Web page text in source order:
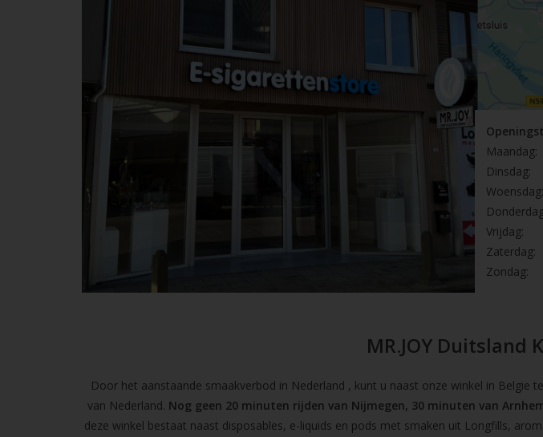
Maandag:
Dinsdag:
Woensdag:
Vrijdag:
Zaterdag:
Zondag:
MR.JOY Duitsland
Door het aanstaande smaakverbod in Nederland , kunt u naast onze winkel in Belgie
van Nederland. Nog geen 20 minuten rijden van Nijmegen, 30 minuten van
deze winkel bestaat naast disposables, e-liquids en pods met smaken uit Longfills,